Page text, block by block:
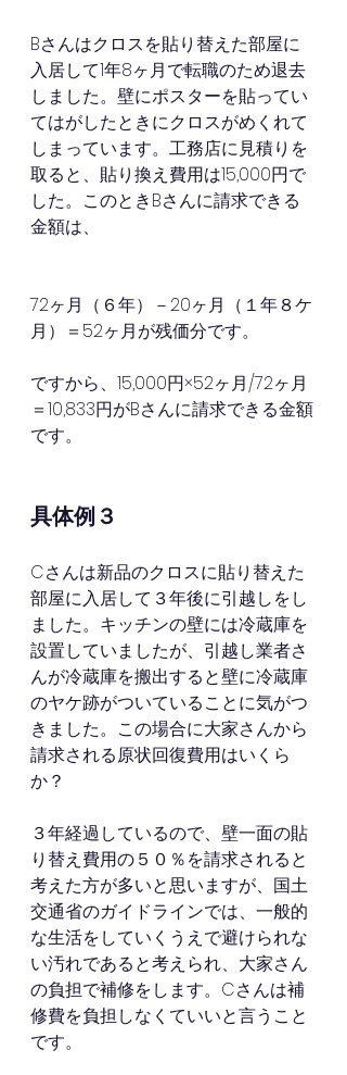
Bさんはクロスを貼り替えた部屋に
入居して1年8ヶ月で転職のため退去
しました。壁にポスターを貼ってい
てはがしたときにクロスがめくれて
しまっています。工務店に見積りを
取ると、貼り換え費用は15,000円で
した。このときBさんに請求できる
金額は、
72ヶ月（６年）－20ヶ月（１年８ケ
月）＝52ヶ月が残価分です。
ですから、15,000円×52ヶ月/72ヶ月
＝10,833円がBさんに請求できる金額
です。
具体例３
Cさんは新品のクロスに貼り替えた
部屋に入居して３年後に引越しをし
ました。キッチンの壁には冷蔵庫を
設置していましたが、引越し業者さ
んが冷蔵庫を搬出すると壁に冷蔵庫
のヤケ跡がついていることに気がつ
きました。この場合に大家さんから
請求される原状回復費用はいくら
か？
３年経過しているので、壁一面の貼
り替え費用の５０％を請求されると
考えた方が多いと思いますが、国土
交通省のガイドラインでは、一般的
な生活をしていくうえで避けられな
い汚れであると考えられ、大家さん
の負担で補修をします。Cさんは補
修費を負担しなくていいと言うこと
です。